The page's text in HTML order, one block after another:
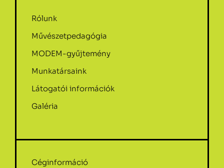
Rólunk
Művészetpedagógia
MODEM-gyűjtemény
Munkatársaink
Látogatói információk
Galéria
Céginformáció